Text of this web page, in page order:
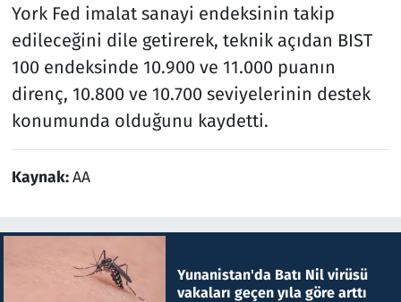
York Fed imalat sanayi endeksinin takip
edileceğini dile getirerek, teknik açıdan BIST
100 endeksinde 10.900 ve 11.000 puanın
direnç, 10.800 ve 10.700 seviyelerinin destek
konumunda olduğunu kaydetti.
Kaynak:AA
Yunanistan'da Batı Nil virüsü
vakaları geçen yıla göre arttı